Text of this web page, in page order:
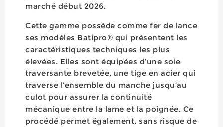
marché début 2026.
Cette gamme possède comme fer de lance
ses modèles Batipro® qui présentent les
caractéristiques techniques les plus
élevées. Elles sont équipées d’une soie
traversante brevetée, une tige en acier qui
traverse l’ensemble du manche jusqu’au
culot pour assurer la continuité
mécanique entre la lame et la poignée. Ce
procédé permet également, sans risque de